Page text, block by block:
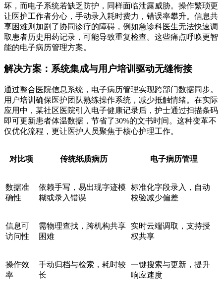
坏，而电子系统若缺乏防护，同样面临泄露威胁。操作繁琐更
让医护工作者分心，手动录入耗时费力，错误率攀升。信息共
享困难则加剧了协同诊疗的障碍，例如急诊科医生无法快速调
取患者历史用药记录，可能导致重复检查。这些痛点呼唤更智
能的电子病历管理方案。
解决方案：系统集成与用户培训驱动无缝衔接
通过整合医院信息系统，电子病历管理实现跨部门数据同步。
用户培训确保医护团队熟练操作系统，减少抵触情绪。在实际
应用中，某社区医院引入电子健康记录后，护士通过扫描条码
即可更新患者体温数据，节省了30%的文书时间。这种变革不
仅优化流程，更让医护人员聚焦于核心护理工作。
对比项 传统纸质病历 电子病历管理
数据准
确性
依赖手写，易出现字迹模
糊或录入错误
标准化字段录入，自动
校验减少偏差
信息可
访问性
需物理查找，跨机构共享
困难
实时云端调取，支持授
权共享
操作效
率
手动归档与检索，耗时较
长
一键搜索与更新，提升
响应速度